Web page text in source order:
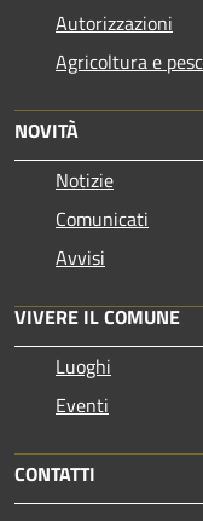
Autorizzazioni
Agricoltura e
NOVITÀ
Notizie
Comunicati
Avvisi
VIVERE IL COMUNE
Luoghi
Eventi
CONTATTI